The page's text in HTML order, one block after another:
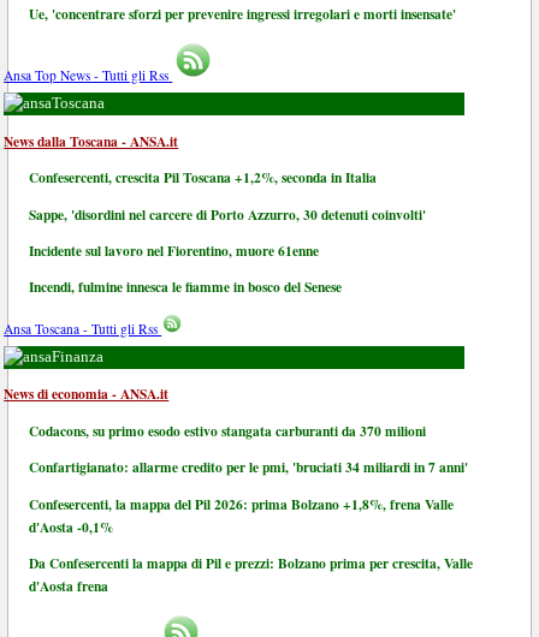
Ue, 'concentrare sforzi per prevenire ingressi irregolari e morti insensate'
Ansa Top News - Tutti gli Rss
Toscana
News dalla Toscana - ANSA.it
Confesercenti, crescita Pil Toscana +1,2%, seconda in Italia
Sappe, 'disordini nel carcere di Porto Azzurro, 30 detenuti coinvolti'
Incidente sul lavoro nel Fiorentino, muore 61enne
Incendi, fulmine innesca le fiamme in bosco del Senese
Ansa Toscana - Tutti gli Rss
Finanza
News di economia - ANSA.it
Codacons, su primo esodo estivo stangata carburanti da 370 milioni
Confartigianato: allarme credito per le pmi, 'bruciati 34 miliardi in 7 anni'
Confesercenti, la mappa del Pil 2026: prima Bolzano +1,8%, frena Valle
d'Aosta -0,1%
Da Confesercenti la mappa di Pil e prezzi: Bolzano prima per crescita, Valle
d'Aosta frena